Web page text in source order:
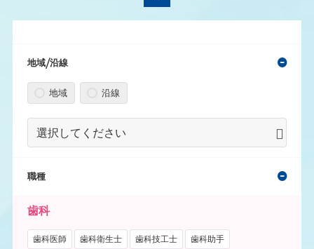
地域/沿線
地域 沿線
職種
歯科
歯科医師 歯科衛生士 歯科技工士 歯科助手